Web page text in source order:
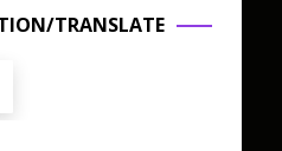
TRANSLATE